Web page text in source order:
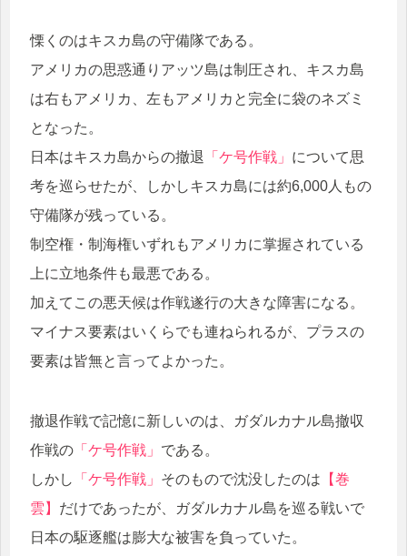
慄くのはキスカ島の守備隊である。
アメリカの思惑通りアッツ島は制圧され、キスカ島
は右もアメリカ、左もアメリカと完全に袋のネズミ
となった。
日本はキスカ島からの撤退
「ケ号作戦」 について思
考を巡らせたが、しかしキスカ島には約6,000人もの
守備隊が残っている。
制空権・制海権いずれもアメリカに掌握されている
上に立地条件も最悪である。
加えてこの悪天候は作戦遂行の大きな障害になる。
マイナス要素はいくらでも連ねられるが、プラスの
要素は皆無と言ってよかった。
撤退作戦で記憶に新しいのは、ガダルカナル島撤収
作戦の 「ケ号作戦」 である。
しかし
「ケ号作戦」 そのもので沈没したのは 【巻
雲】 だけであったが、ガダルカナル島を巡る戦いで
日本の駆逐艦は膨大な被害を負っていた。